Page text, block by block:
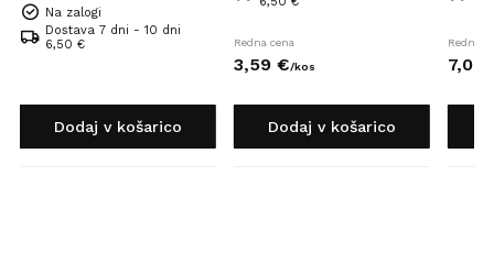
Na zalogi
Dostava 7 dni - 10 dni
6,50 €
Dodaj v košarico
Redna cena
3,59 €/kos
Dodaj v košarico
Redna
7,09